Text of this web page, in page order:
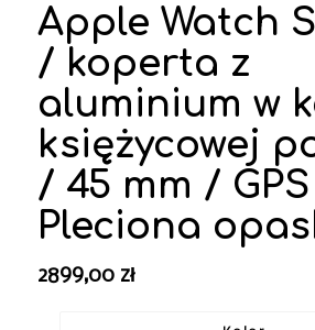
Apple Watch
/ koperta z
aluminium w
księżycowej
/ 45 mm /
Pleciona
2899,00 zł